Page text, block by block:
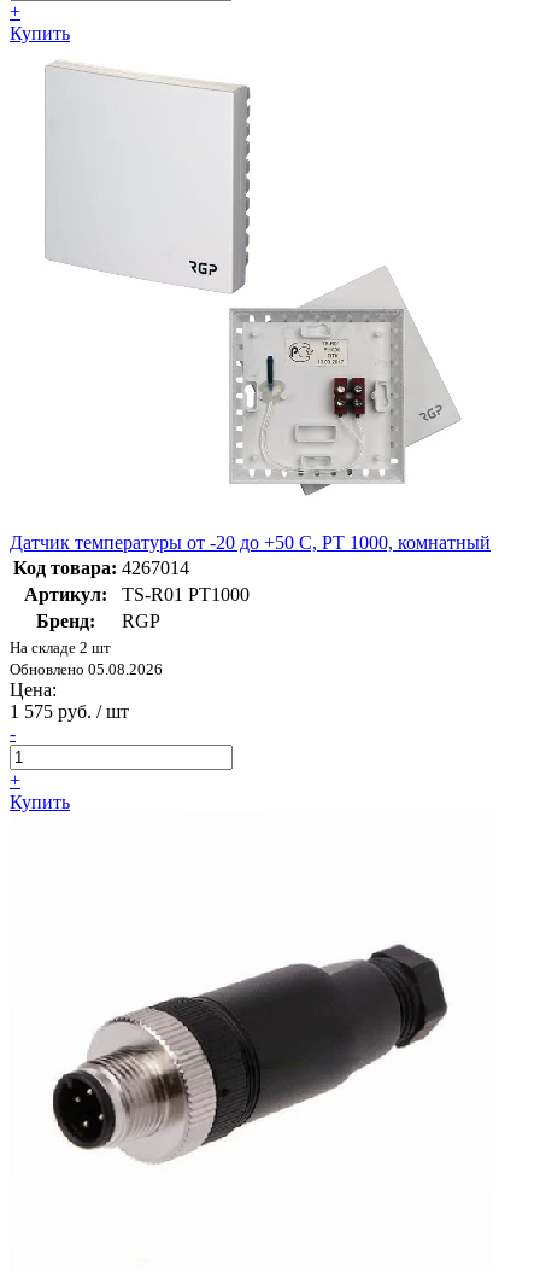
+
Купить
Датчик температуры от -20 до +50 C, PT 1000, комнатный
Код товара: 4267014
Артикул:
TS-R01 PT1000
Бренд:
RGP
На складе 2 шт
Обновлено 05.08.2026
Цена:
1 575 руб. / шт
-
+
Купить